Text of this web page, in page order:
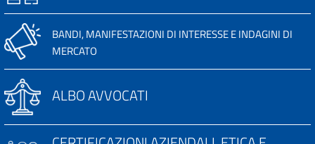
BANDI, MANIFESTAZIONI DI INTERESSE E INDAGINI DI
MERCATO
ALBO AVVOCATI